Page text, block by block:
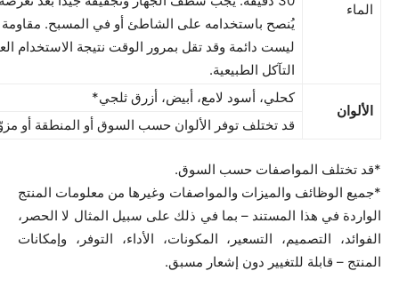
الماء
يُنصح باستخدامه على الشاطئ أو في المسبح. مقاومة
ليست دائمة وقد تقل بمرور الوقت نتيجة الاستخدام
التآكل الطبيعية.
الألوان
كحلي، أسود لامع، أبيض، أزرق ثلجي*
قد تختلف توفر الألوان حسب السوق أو المنطقة أو
*قد تختلف المواصفات حسب السوق.
*جميع الوظائف والميزات والمواصفات وغيرها من معلومات المنتج
الواردة في هذا المستند – بما في ذلك على سبيل المثال لا الحصر،
الفوائد، التصميم، التسعير، المكونات، الأداء، التوفر، وإمكانات
المنتج – قابلة للتغيير دون إشعار مسبق.